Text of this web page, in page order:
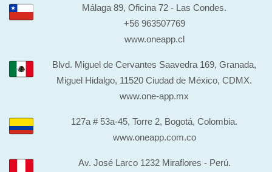
Málaga 89, Oficina 72 - Las Condes.
+56 963507769
www.oneapp.cl
Blvd. Miguel de Cervantes Saavedra 169, Granada,
Miguel Hidalgo, 11520 Ciudad de México, CDMX.
www.one-app.mx
127a # 53a-45, Torre 2, Bogotá, Colombia.
www.oneapp.com.co
Av. José Larco 1232 Miraflores - Perú.